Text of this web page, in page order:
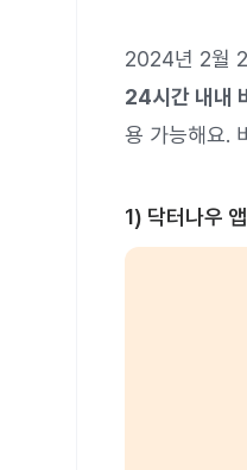
2024년 2월
24시간 내내
용 가능해요.
1) 닥터나우